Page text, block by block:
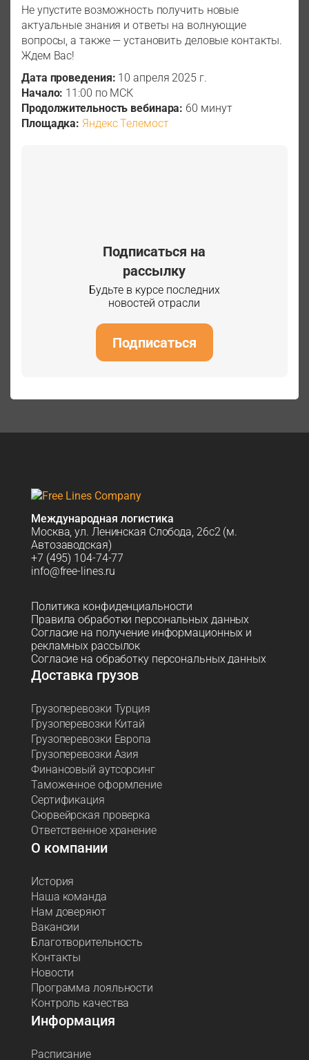
Не упустите возможность получить новые
актуальные знания и ответы на волнующие
вопросы, а также — установить деловые контакты.
Ждем Вас!
Дата проведения: 10 апреля 2025 г.
Начало: 11:00 по МСК
Продолжительность вебинара: 60 минут
Площадка: Яндекс Телемост
Подписаться на
рассылку
Будьте в курсе последних
новостей отрасли
Подписаться
Международная логистика
Москва, ул. Ленинская Слобода, 26с2 (м.
Автозаводская)
+7 (495) 104-74-77
info@free-lines.ru
Политика конфиденциальности
Правила обработки персональных данных
Согласие на получение информационных и
рекламных рассылок
Согласие на обработку персональных данных
Доставка грузов
Грузоперевозки Турция
Грузоперевозки Китай
Грузоперевозки Европа
Грузоперевозки Азия
Финансовый аутсорсинг
Таможенное оформление
Сертификация
Сюрвейрская проверка
Ответственное хранение
О компании
История
Наша команда
Нам доверяют
Вакансии
Благотворительность
Контакты
Новости
Программа лояльности
Контроль качества
Информация
Расписание